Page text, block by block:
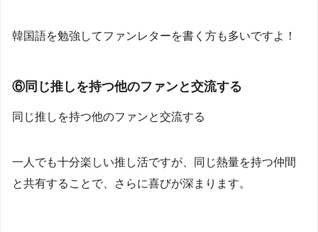
韓国語を勉強してファンレターを書く方も多いですよ！
⑥同じ推しを持つ他のファンと交流する
同じ推しを持つ他のファンと交流する
一人でも十分楽しい推し活ですが、同じ熱量を持つ仲間
と共有することで、さらに喜びが深まります。